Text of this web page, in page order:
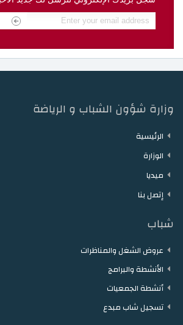
دار الشباب توزر دار الشباب دقاش
وزارة شؤون الشباب و الرياضة
الرئيسية
الوزارة
ميديا
إتصل بنا
شباب
عروض الشغل والمناظرات
الأنشطة والبرامج
أنشطة الجمعيات
تسجيل شاب مبدع